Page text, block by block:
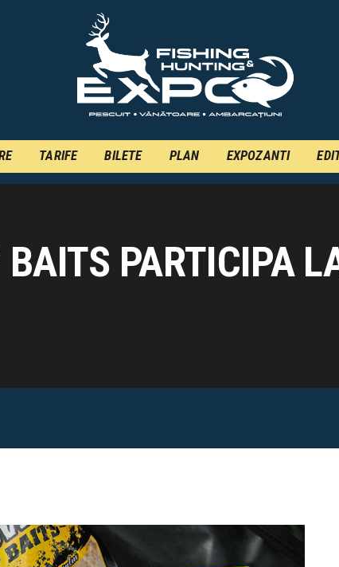
TARIFE BILETE PLAN EXPOZANTI
PARTICIPA
INSCRIERE
TARIFE
PLAN
EXPOZANTI
CONTACT